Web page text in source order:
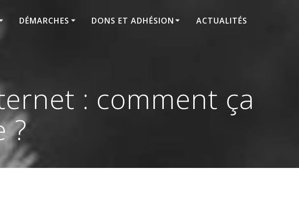
DÉMARCHES DONS ET ADHÉSION ACTUALITÉS
: comment ça
?